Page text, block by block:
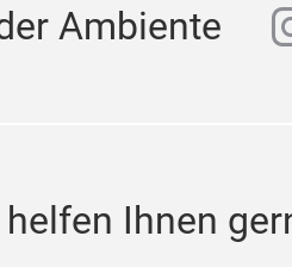
Ambiente
helfen Ihnen